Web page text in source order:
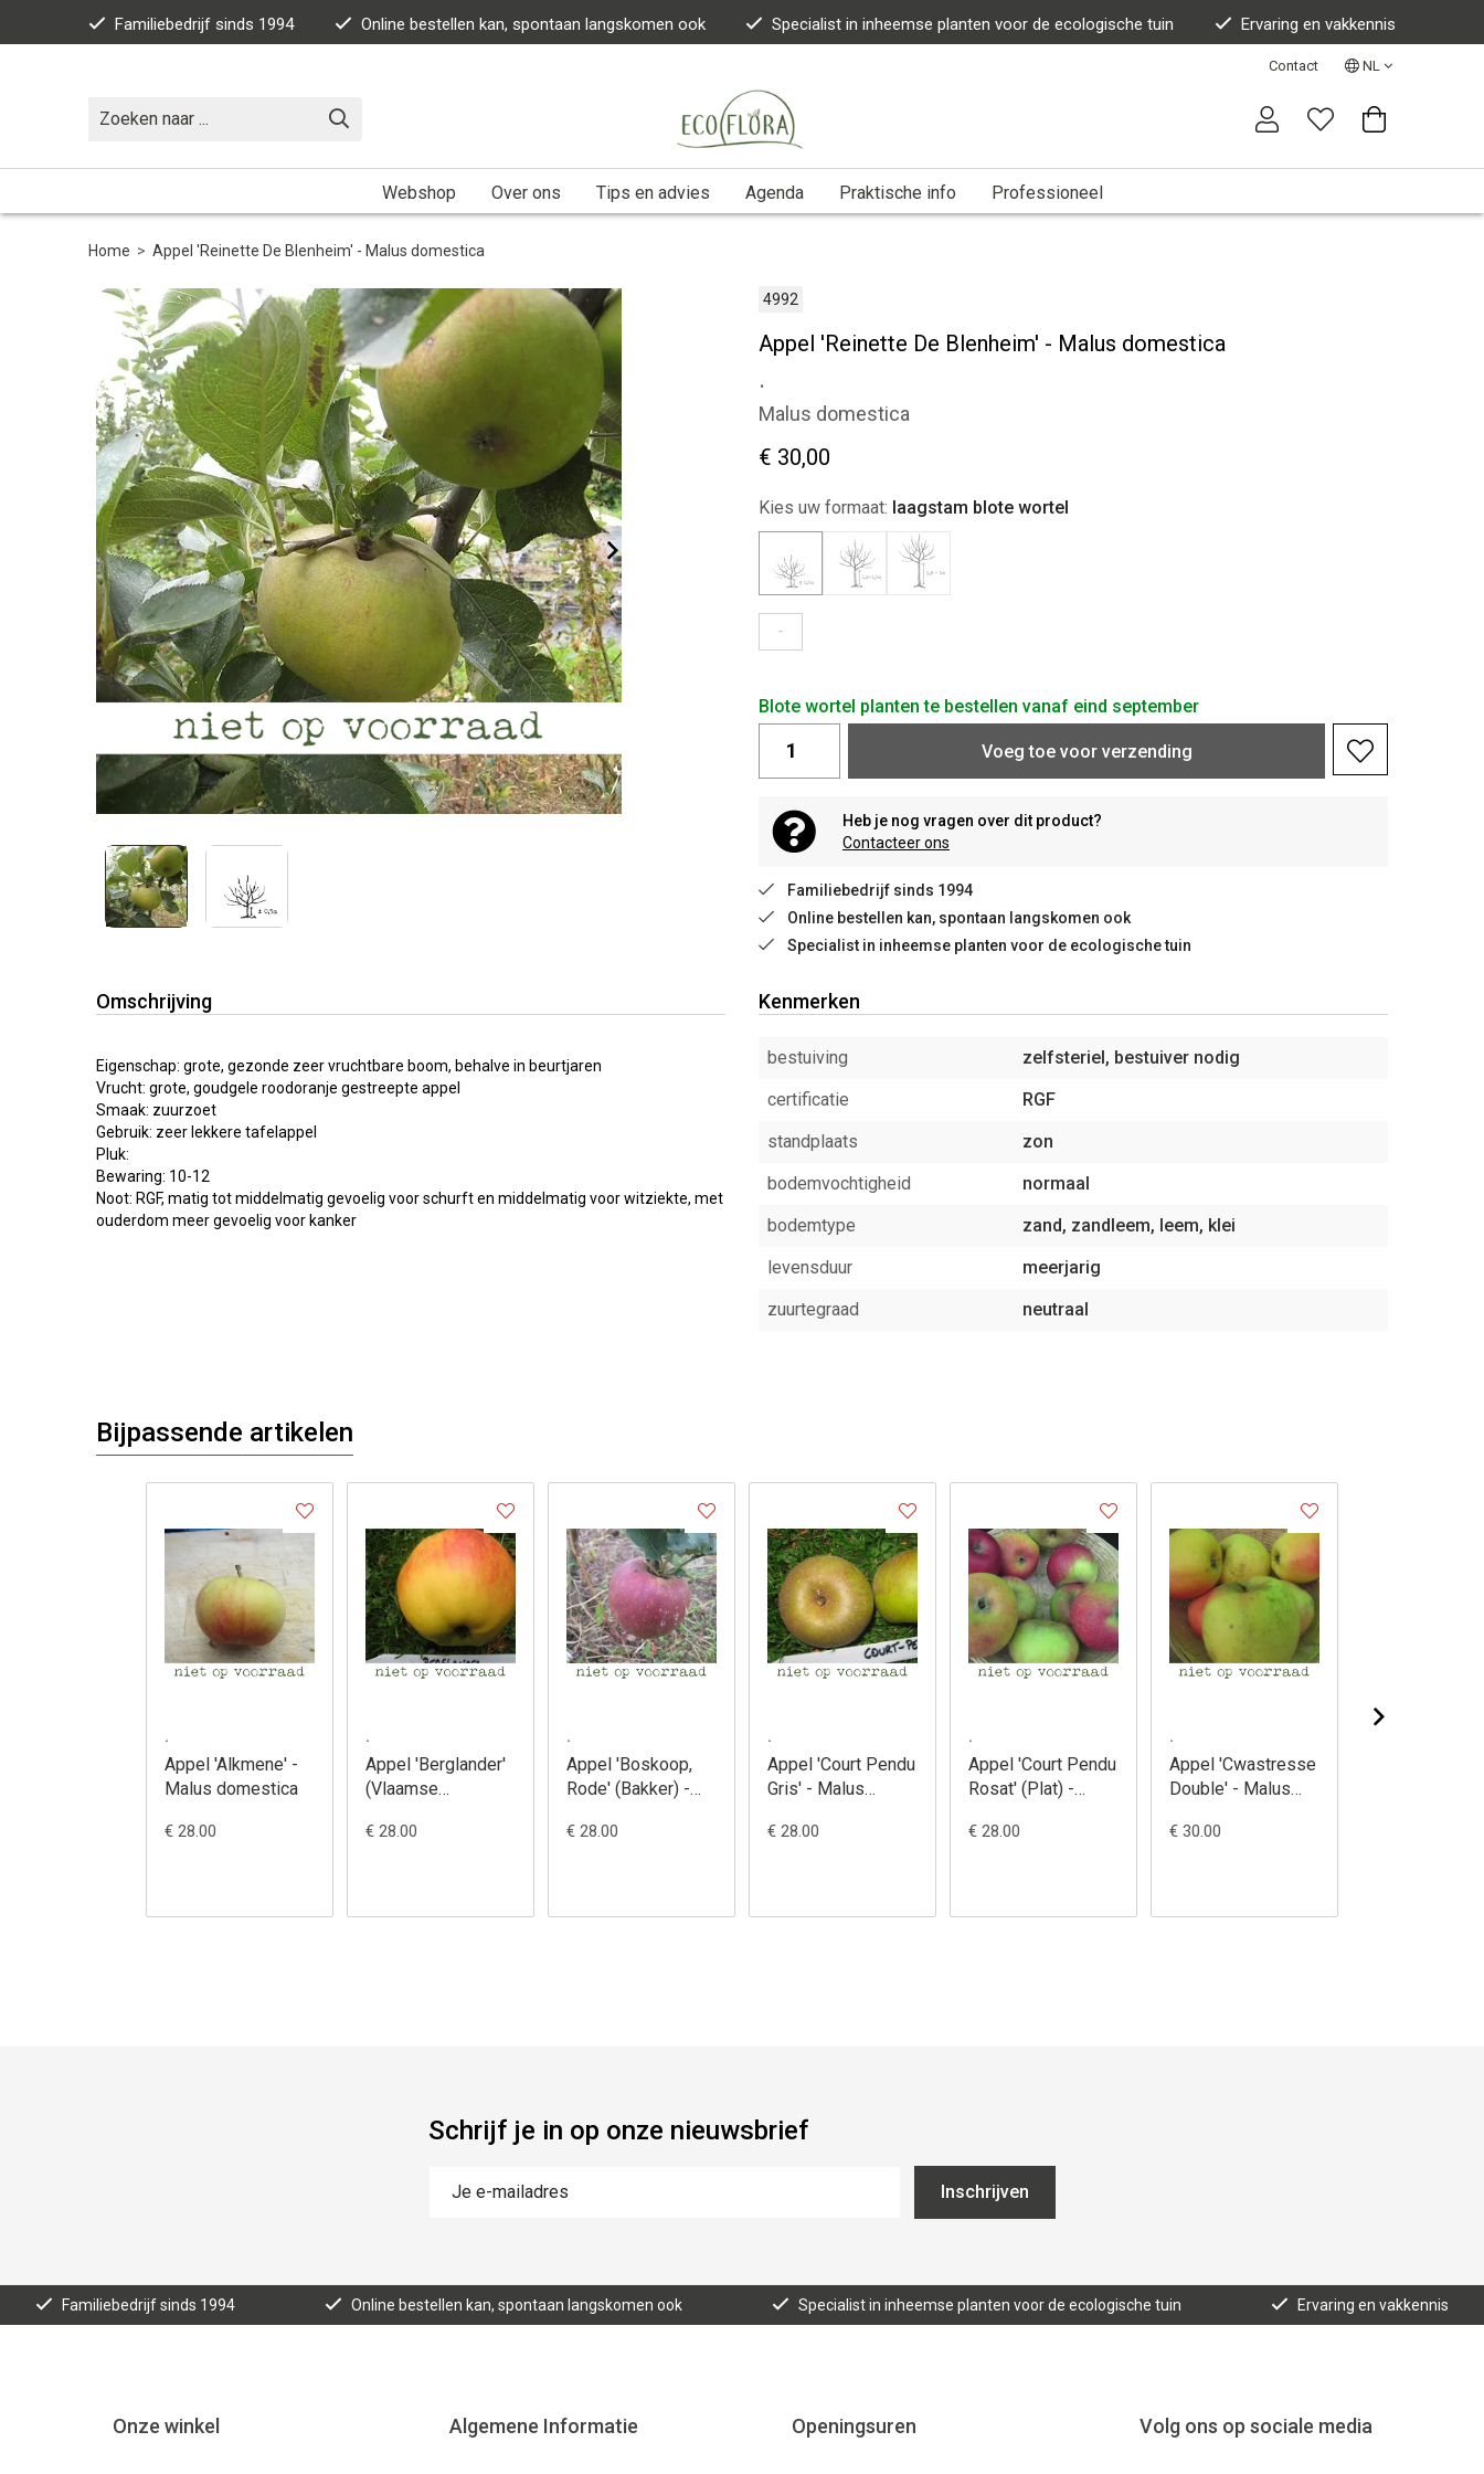
Familiebedrijf sinds 1994 Online bestellen kan, spontaan langskomen ook Specialist in inheemse planten voor de ecologische tuin Ervaring en vakkennis
Contact NL
Webshop Over ons Tips en advies Agenda Praktische info Professioneel
Home > Appel 'Reinette De Blenheim' - Malus domestica
4992
Appel 'Reinette De Blenheim' - Malus domestica
.
Malus domestica
€ 30,00
Kies uw formaat: laagstam blote wortel
-
Blote wortel planten te bestellen vanaf eind september
Voeg toe voor verzending
Heb je nog vragen over dit product?
Contacteer ons
Familiebedrijf sinds 1994
Online bestellen kan, spontaan langskomen ook
Specialist in inheemse planten voor de ecologische tuin
Omschrijving
Eigenschap: grote, gezonde zeer vruchtbare boom, behalve in beurtjaren
Vrucht: grote, goudgele roodoranje gestreepte appel
Smaak: zuurzoet
Gebruik: zeer lekkere tafelappel
Pluk:
Bewaring: 10-12
Noot: RGF, matig tot middelmatig gevoelig voor schurft en middelmatig voor witziekte, met
ouderdom meer gevoelig voor kanker
Kenmerken
bestuiving
zelfsteriel, bestuiver nodig
certificatie
RGF
standplaats
zon
bodemvochtigheid
normaal
bodemtype
zand, zandleem, leem, klei
levensduur
meerjarig
zuurtegraad
neutraal
Bijpassende artikelen
.
Appel 'Alkmene' -
Malus domestica
€ 28.00
.
Appel 'Berglander'
(Vlaamse
domestica
€ 28.00
.
Appel 'Boskoop,
Rode' (Bakker) -
€ 28.00
.
Appel 'Court Pendu
Gris' - Malus
€ 28.00
.
Appel 'Court Pendu
Rosat' (Plat) -
€ 28.00
.
Appel 'Cwastresse
Double' - Malus
€ 30.00
Schrijf je in op onze nieuwsbrief
Inschrijven
Familiebedrijf sinds 1994 Online bestellen kan, spontaan langskomen ook Specialist in inheemse planten voor de ecologische tuin Ervaring en vakkennis
Onze winkel Algemene Informatie Openingsuren Volg ons op sociale media